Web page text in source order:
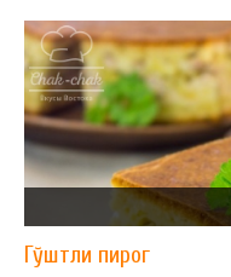
Гўштли пирог